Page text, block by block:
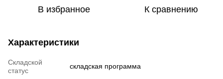
В избранное К сравнению
Характеристики
Складской
статус
складская программа